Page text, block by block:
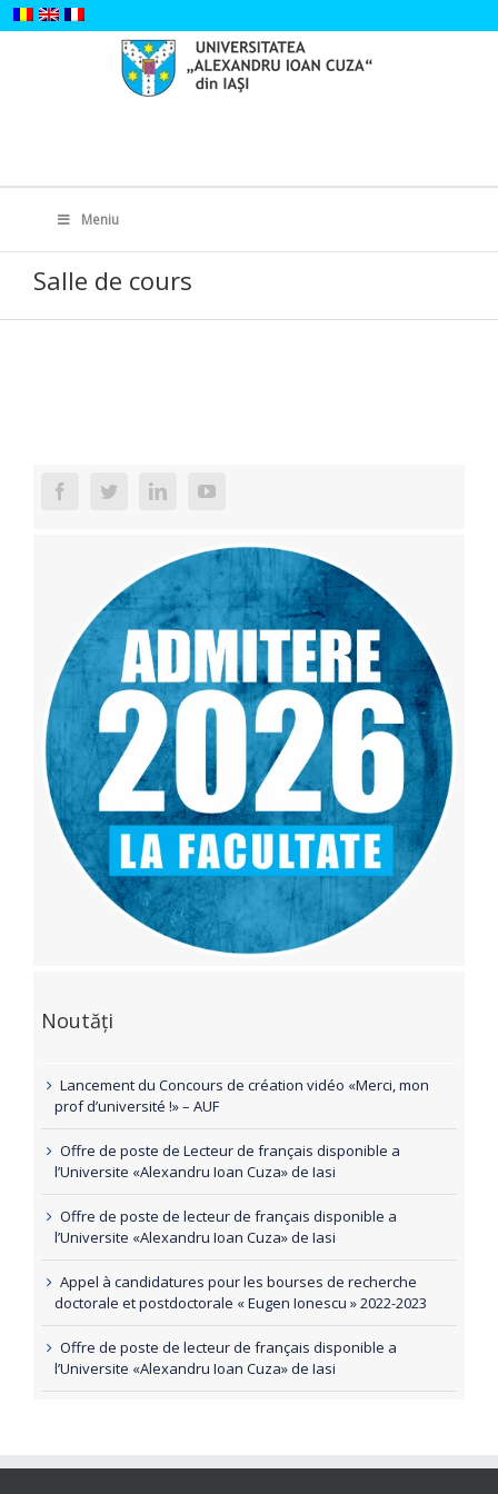
Skip
to
for:
Meniu
Salle de cours
Noutăți
Lancement du Concours de création vidéo «Merci, mon
prof d’université !» – AUF
Offre de poste de Lecteur de français disponible a
l’Universite «Alexandru Ioan Cuza» de Iasi
Offre de poste de lecteur de français disponible a
l’Universite «Alexandru Ioan Cuza» de Iasi
Appel à candidatures pour les bourses de recherche
doctorale et postdoctorale « Eugen Ionescu » 2022-2023
Offre de poste de lecteur de français disponible a
l’Universite «Alexandru Ioan Cuza» de Iasi